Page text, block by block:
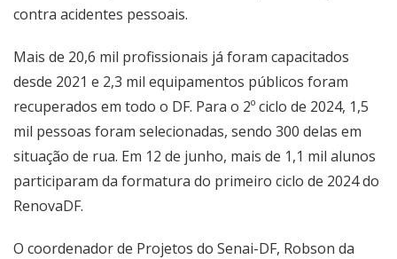
contra acidentes pessoais.
Mais de 20,6 mil profissionais já foram capacitados
desde 2021 e 2,3 mil equipamentos públicos foram
recuperados em todo o DF. Para o 2º ciclo de 2024, 1,5
mil pessoas foram selecionadas, sendo 300 delas em
situação de rua. Em 12 de junho, mais de 1,1 mil alunos
participaram da formatura do primeiro ciclo de 2024 do
RenovaDF.
O coordenador de Projetos do Senai-DF, Robson da